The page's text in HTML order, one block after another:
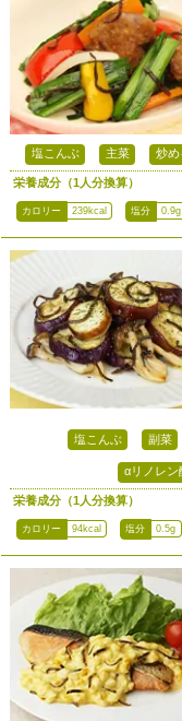
塩こんぶ 主菜 炒め
栄養成分（1人分換算）
カロリー 239kcal 塩分 0.9g
塩こんぶ 副菜
αリノレン
栄養成分（1人分換算）
カロリー 94kcal 塩分 0.5g